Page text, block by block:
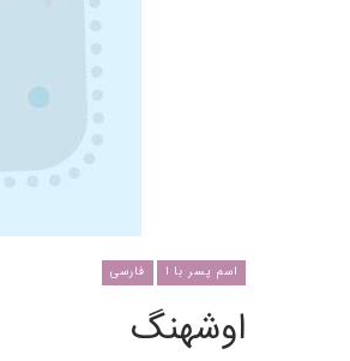
اسم پسر با ا فارسی
اوشهنگ